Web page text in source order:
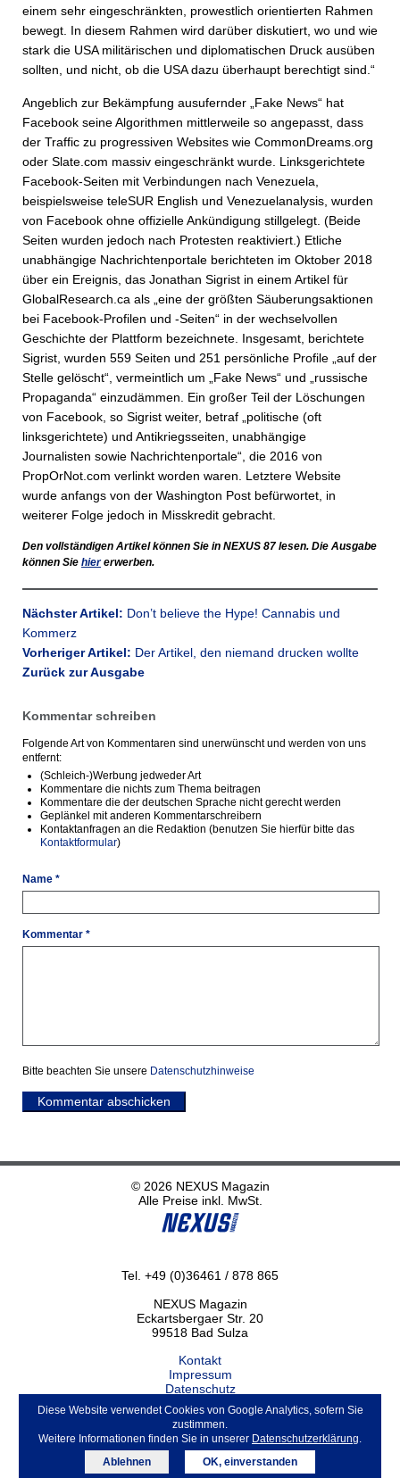
einem sehr eingeschränkten, prowestlich orientierten Rahmen
bewegt. In diesem Rahmen wird darüber diskutiert, wo und wie
stark die USA militärischen und diplomatischen Druck ausüben
sollten, und nicht, ob die USA dazu überhaupt berechtigt sind.“
Angeblich zur Bekämpfung ausufernder „Fake News“ hat
Facebook seine Algorithmen mittlerweile so angepasst, dass
der Traffic zu progressiven Websites wie CommonDreams.org
oder Slate.com massiv eingeschränkt wurde. Linksgerichtete
Facebook-Seiten mit Verbindungen nach Venezuela,
beispielsweise teleSUR English und Venezuelanalysis, wurden
von Facebook ohne offizielle Ankündigung stillgelegt. (Beide
Seiten wurden jedoch nach Protesten reaktiviert.) Etliche
unabhängige Nachrichtenportale berichteten im Oktober 2018
über ein Ereignis, das Jonathan Sigrist in einem Artikel für
GlobalResearch.ca als „eine der größten Säuberungsaktionen
bei Facebook-Profilen und -Seiten“ in der wechselvollen
Geschichte der Plattform bezeichnete. Insgesamt, berichtete
Sigrist, wurden 559 Seiten und 251 persönliche Profile „auf der
Stelle gelöscht“, vermeintlich um „Fake News“ und „russische
Propaganda“ einzudämmen. Ein großer Teil der Löschungen
von Facebook, so Sigrist weiter, betraf „politische (oft
linksgerichtete) und Antikriegsseiten, unabhängige
Journalisten sowie Nachrichtenportale“, die 2016 von
PropOrNot.com verlinkt worden waren. Letztere Website
wurde anfangs von der Washington Post befürwortet, in
weiterer Folge jedoch in Misskredit gebracht.
Den vollständigen Artikel können Sie in NEXUS 87 lesen. Die Ausgabe
können Sie hiererwerben.
Nächster Artikel: Don’t believe the Hype! Cannabis und
Kommerz
Vorheriger Artikel: Der Artikel, den niemand drucken wollte
Zurück zur Ausgabe
Kommentar schreiben
Folgende Art von Kommentaren sind unerwünscht und werden von uns
entfernt:
(Schleich-)Werbung jedweder Art
Kommentare die nichts zum Thema beitragen
Kommentare die der deutschen Sprache nicht gerecht werden
Geplänkel mit anderen Kommentarschreibern
Kontaktanfragen an die Redaktion (benutzen Sie hierfür bitte das
Kontaktformular)
Name *
Kommentar *
Bitte beachten Sie unsere Datenschutzhinweise
Kommentar abschicken
© 2026 NEXUS Magazin
Alle Preise inkl. MwSt.
Tel. +49 (0)36461 / 878 865
NEXUS Magazin
Eckartsbergaer Str. 20
99518 Bad Sulza
Kontakt
Impressum
Datenschutz
Haftungsausschluss
ABO kündigen
Diese Website verwendet Cookies von Google Analytics, sofern Sie
zustimmen.
Weitere Informationen finden Sie in unserer Datenschutzerklärung.
Ablehnen
OK, einverstanden